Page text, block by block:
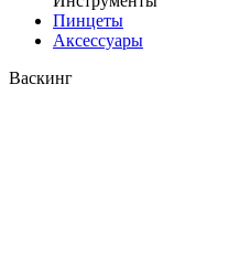
Пинцеты
Аксессуары
Васкинг